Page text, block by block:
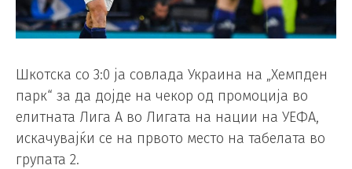
Шкотска со 3:0 ја совлада Украина на „Хемпден
парк“ за да дојде на чекор од промоција во
елитната Лига А во Лигата на нации на УЕФА,
искачувајќи се на првото место на табелата во
групата 2.